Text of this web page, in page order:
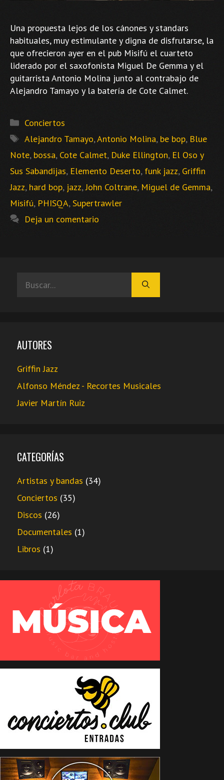
Una propuesta lejos de los cánones y standars
habituales, muy estimulante y digna de disfrutarse, la
que ofrecieron ayer en el pub Misifú el cuarteto
liderado por el saxofonista Miguel De Gemma y el
guitarrista Antonio Molina junto al contrabajo de
Alejandro Tamayo y la batería de Cote Calmet.
Categorías
Conciertos
Etiquetas
Alejandro Tamayo,Antonio Molina, be bop, Blue
Note, bossa, Cote Calmet, Duke Ellington, El Oso y
Sus Sabandijas, Elemento Deserto, funk jazz, Griffin
Jazz, hard bop, jazz,John Coltrane, Miguel de Gemma,
Misifú, PHISQA,Supertrawler
Deja un comentario
AUTORES
Griffin Jazz
Alfonso Méndez - Recortes Musicales
Javier Martín Ruiz
CATEGORÍAS
Artistas y bandas (34)
Conciertos (35)
Discos (26)
Documentales (1)
Libros (1)